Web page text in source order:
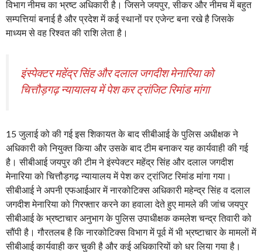
विभाग नीमच का भ्रष्ट अधिकारी है। जिसने जयपुर, सीकर और नीमच में बहुत
सम्पत्तियां बनाई है और प्रदेश में कई स्थानों पर एजेन्ट बना रखे है जिसके
माध्यम से वह रिश्वत की राशि लेता है।
इंस्पेक्टर महेंद्र सिंह और दलाल जगदीश मेनारिया को
चित्तौड़गढ़ न्यायालय में पेश कर ट्रांजिट रिमांड मांगा
15 जुलाई को की गई इस शिकायत के बाद सीबीआई के पुलिस अधीक्षक ने
अधिकारी को नियुक्त किया और उसके बाद टीम बनाकर यह कार्यवाही की गई
है। सीबीआई जयपुर की टीम ने इंस्पेक्टर महेंद्र सिंह और दलाल जगदीश
मेनारिया को चित्तौड़गढ़ न्यायालय में पेश कर ट्रांजिट रिमांड मांगा गया।
सीबीआई ने अपनी एफआईआर में नारकोटिक्स अधिकारी महेन्द्र सिंह व दलाल
जगदीश मेनारिया को गिरफ्तार करने का हवाला देते हुए मामले की जांच जयपुर
सीबीआई के भ्रष्टाचार अनुभाग के पुलिस उपाधीक्षक कमलेश चन्द्र तिवारी को
सौंपी है। गौरतलब है कि नारकोटिक्स विभाग में पूर्व में भी भ्रष्टाचार के मामलाें में
सीबीआई कार्यवाही कर चुकी है और कई अधिकारियों को धर लिया गया है।